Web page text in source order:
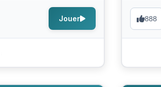
Jouer 888